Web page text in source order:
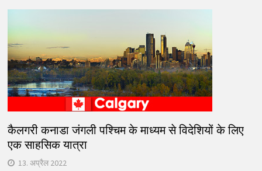
कैलगरी कनाडा जंगली पश्चिम के माध्यम से विदेशियों के लिए
एक साहसिक यात्रा
13. अप्रैल 2022